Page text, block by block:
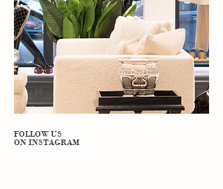
FOLLOW US
ON INSTAGRAM